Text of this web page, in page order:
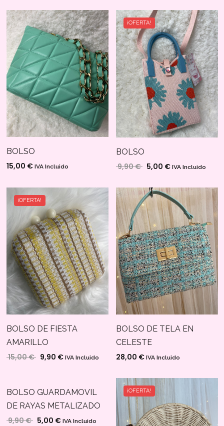
BOLSO
15,00 € IVA Incluido
¡OFERTA!
BOLSO
9,90€ El precio original era:
5,00 €El precio actual
IVA Incluido
¡OFERTA!
BOLSO DE FIESTA
AMARILLO
15,00€ El precio original era: 15,00 €.
9,90 €El precio actual es: 9,90 €.
IVA Incluido
BOLSO DE TELA EN
CELESTE
28,00 € IVA Incluido
¡OFERTA!
BOLSO GUARDAMOVIL
DE RAYAS METALIZADO
9,90€ El precio original era: 9,90 €.
5,00 €El precio actual es: 5,00 €.
IVA Incluido
¡OFERTA!